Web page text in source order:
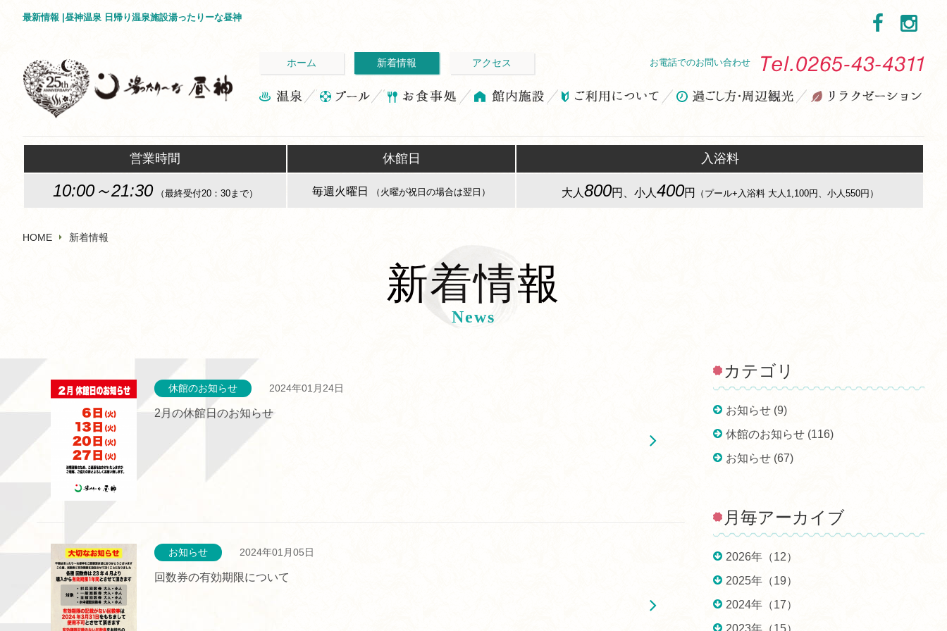
最新情報 |昼神温泉 日帰り温泉施設湯ったりーな昼神
ホーム 新着情報 アクセス お電話でのお問い合わせ
営業時間 休館日 入浴料
10:00～21:30 （最終受付20：30まで） 毎週火曜日 （火曜が祝日の場合は翌日） 大人 800円、小人 400円 （プール+入浴料 大人1,100円、小人550円）
HOME 新着情報
新着情報
News
休館のお知らせ 2024年01月24日
2月の休館日のお知らせ
お知らせ 2024年01月05日
回数券の有効期限について
カテゴリ
お知らせ (9)
休館のお知らせ (116)
お知らせ (67)
月毎アーカイブ
2026年（12）
2025年（19）
2024年（17）
2023年（15）